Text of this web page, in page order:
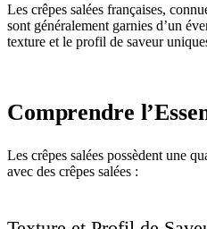
Les crêpes salées françaises,
sont généralement garnies d’un
texture et le profil de saveur
Comprendre
Les crêpes salées possèdent une
avec des crêpes salées :